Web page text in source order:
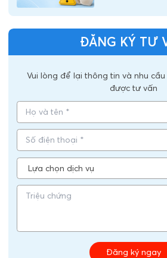
ĐĂNG KÝ TƯ
Vui lòng để lại thông tin và nhu
được tư vấn
Đăng ký ngay